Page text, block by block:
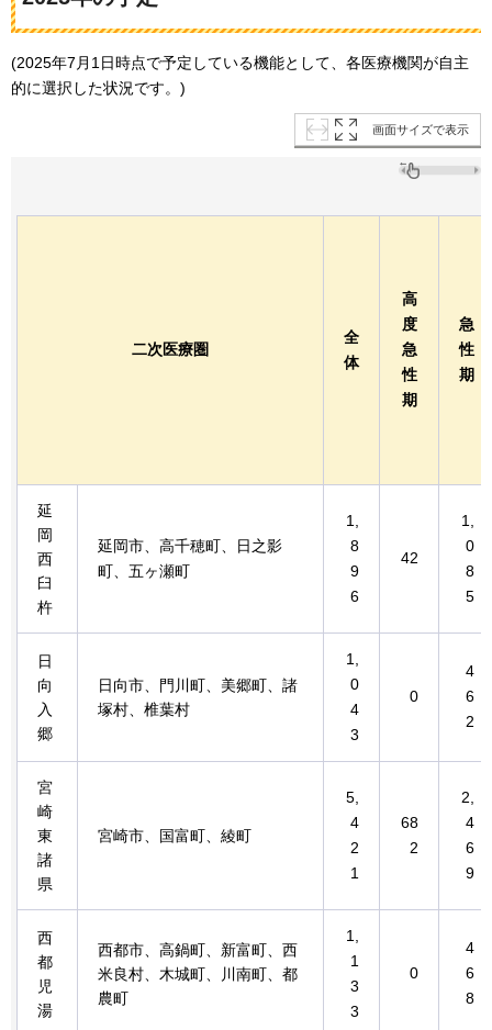
(2025年7月1日時点で予定している機能として、各医療機関が自主
的に選択した状況です。)
画面サイズで表示
二次医療圏
全
体
高
度
急
性
期
急
性
期
延
岡
西
臼
杵
延岡市、高千穂町、日之影
町、五ヶ瀬町
1,
8
9
6
42
1,
0
8
5
日
向
入
郷
日向市、門川町、美郷町、諸
塚村、椎葉村
1,
0
4
3
0
4
6
2
宮
崎
東
諸
県
宮崎市、国富町、綾町
5,
4
2
1
68
2
2,
4
6
9
西
都
児
湯
西都市、高鍋町、新富町、西
米良村、木城町、川南町、都
農町
1,
1
3
3
0
4
6
8